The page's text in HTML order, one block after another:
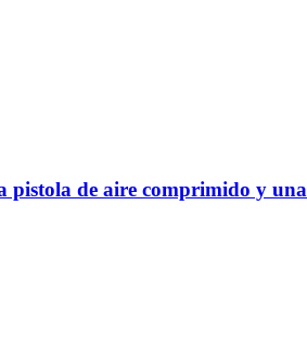
de aire comprimido y